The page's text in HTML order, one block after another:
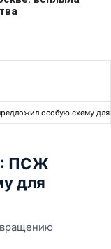
особую схему для
ПСЖ
для